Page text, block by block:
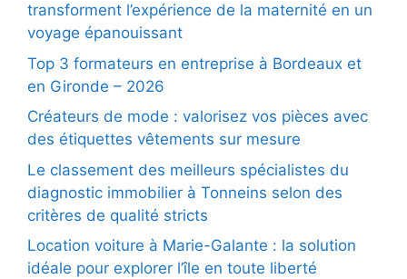
transforment l’expérience de la maternité en un
voyage épanouissant
Top 3 formateurs en entreprise à Bordeaux et
en Gironde – 2026
Créateurs de mode : valorisez vos pièces avec
des étiquettes vêtements sur mesure
Le classement des meilleurs spécialistes du
diagnostic immobilier à Tonneins selon des
critères de qualité stricts
Location voiture à Marie-Galante : la solution
idéale pour explorer l’île en toute liberté